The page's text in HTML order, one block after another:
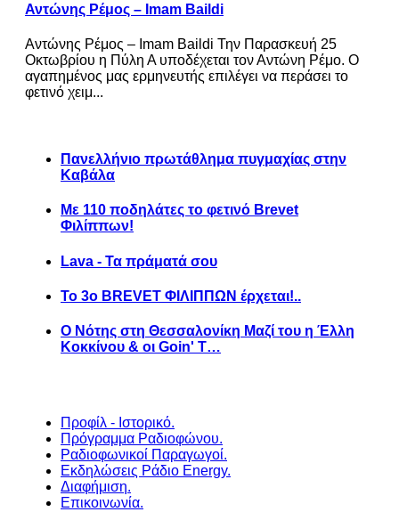
Αντώνης Ρέμος – Imam Baildi
Αντώνης Ρέμος – Imam Baildi Την Παρασκευή 25
Οκτωβρίου η Πύλη Α υποδέχεται τον Αντώνη Ρέμο. Ο
αγαπημένος μας ερμηνευτής επιλέγει να περάσει το
φετινό χειμ...
Πανελλήνιο πρωτάθλημα πυγμαχίας στην
Καβάλα
Με 110 ποδηλάτες το φετινό Brevet
Φιλίππων!
Lava - Τα πράματά σου
Το 3ο BREVET ΦΙΛΙΠΠΩΝ έρχεται!..
Ο Νότης στη Θεσσαλονίκη Μαζί του η Έλλη
Κοκκίνου & οι Goin' T…
Προφίλ - Ιστορικό.
Πρόγραμμα Ραδιοφώνου.
Ραδιοφωνικοί Παραγωγοί.
Εκδηλώσεις Ράδιο Energy.
Διαφήμιση.
Επικοινωνία.